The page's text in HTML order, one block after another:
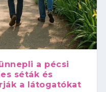
a pécsi
séták és
a látogatókat